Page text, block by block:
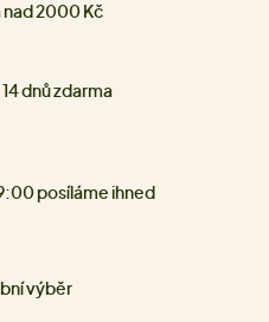
nad 2000 Kč
dnů zdarma
posíláme ihned
výběr